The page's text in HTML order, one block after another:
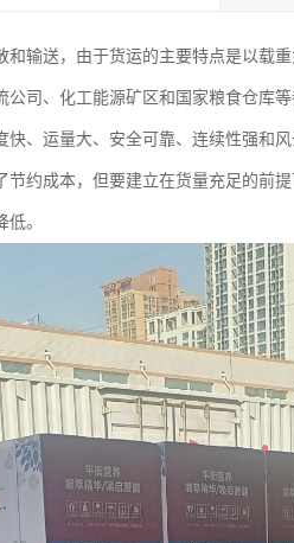
和输送，由于货运的主要特点是以载
司、化工能源矿区和国家粮食仓库等
快、运量大、安全可靠、连续性强和
约成本，但要建立在货量充足的前
。